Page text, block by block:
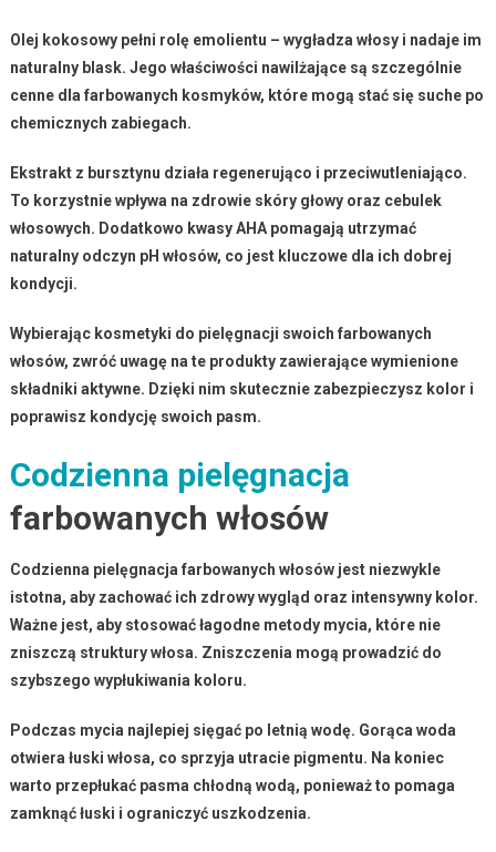
Olej kokosowypełni rolę emolientu – wygładza włosy i nadaje im
naturalny blask. Jego właściwości nawilżające są szczególnie
cenne dla farbowanych kosmyków, które mogą stać się suche po
chemicznych zabiegach.
Ekstrakt z bursztynu działa regenerująco i przeciwutleniająco.
To korzystnie wpływa na zdrowie skóry głowy oraz cebulek
włosowych. Dodatkowo kwasy AHA pomagają utrzymać
naturalny odczyn pH włosów, co jest kluczowe dla ich dobrej
kondycji.
Wybierając kosmetyki do pielęgnacji swoich farbowanych
włosów, zwróć uwagę na te produkty zawierające wymienione
składniki aktywne. Dzięki nim skutecznie zabezpieczysz kolor i
poprawisz kondycję swoich pasm.
Codzienna pielęgnacja
farbowanych włosów
Codzienna pielęgnacja farbowanych włosówjest niezwykle
istotna, aby zachować ich zdrowy wygląd oraz intensywny kolor.
Ważne jest, aby stosowaćłagodne metody mycia, które nie
zniszczą struktury włosa. Zniszczenia mogą prowadzić do
szybszego wypłukiwania koloru.
Podczas mycia najlepiej sięgać po letnią wodę. Gorąca woda
otwiera łuski włosa, co sprzyja utracie pigmentu. Na koniec
warto przepłukać pasma chłodną wodą, ponieważ to pomaga
zamknąć łuski i ograniczyć uszkodzenia.